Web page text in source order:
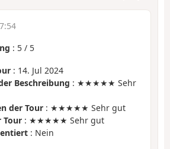
: 5 / 5
: 14. Jul 2024
Beschreibung : ★★★★★ Sehr
der Tour : ★★★★★ Sehr gut
: ★★★★★ Sehr gut
: Nein